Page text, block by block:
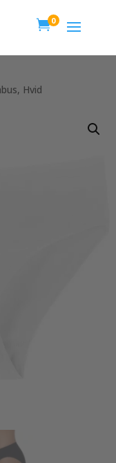
0
Hvid